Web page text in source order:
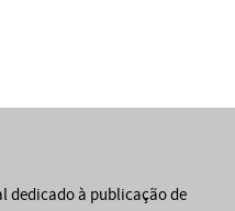
dedicado à publicação de